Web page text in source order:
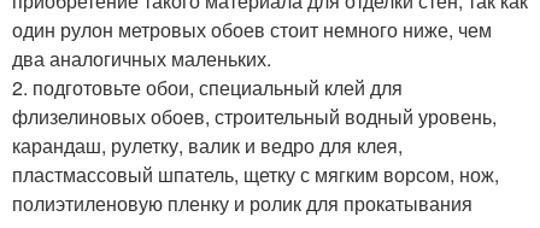
один рулон метровых обоев стоит немного ниже, чем
два аналогичных маленьких.
2. подготовьте обои, специальный клей для
флизелиновых обоев, строительный водный уровень,
карандаш, рулетку, валик и ведро для клея,
пластмассовый шпатель, щетку с мягким ворсом, нож,
полиэтиленовую пленку и ролик для прокатывания